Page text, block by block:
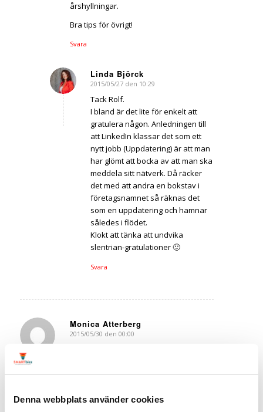
Denna webbplats använder cookies
årshyllningar.
Bra tips för övrigt!
Svara
Linda Björck
says:
2015/05/27 den 10:29
Tack Rolf.
I bland är det lite för enkelt att
gratulera någon. Anledningen till
att LinkedIn klassar det som ett
nytt jobb (Uppdatering) är att man
har glömt att bocka av att man ska
meddela sitt nätverk. Då räcker
det med att andra en bokstav i
företagsnamnet så räknas det
som en uppdatering och hamnar
således i flödet.
Klokt att tänka att undvika
slentrian-gratulationer 🙂
Svara
Monica Atterberg
says:
2015/05/30 den 00:00
del annat av dig som jag just läst.
man som jag är relativt ny på sociala